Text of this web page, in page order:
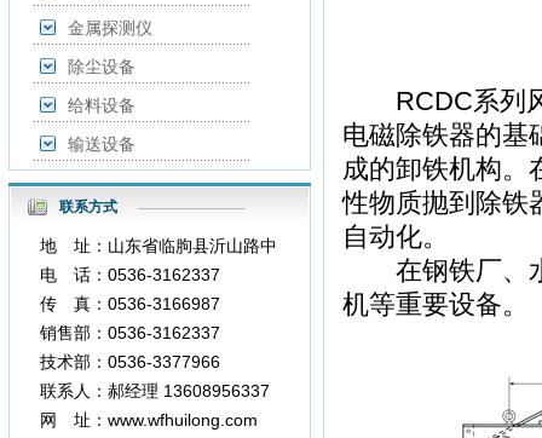
金属探测仪
除尘设备
给料设备
输送设备
联系方式
地 址：山东省临朐县沂山路中
段
电 话：0536-3162337
传 真：0536-3166987
3377966
销售部：0536-3162337
技术部：0536-3377966
联系人：郝经理 13608956337
网 址：www.wfhuilong.com
RCDC系列风
电磁除铁器的基
成的卸铁机构。
性物质抛到除铁
自动化。
在钢铁厂、水
机等重要设备。